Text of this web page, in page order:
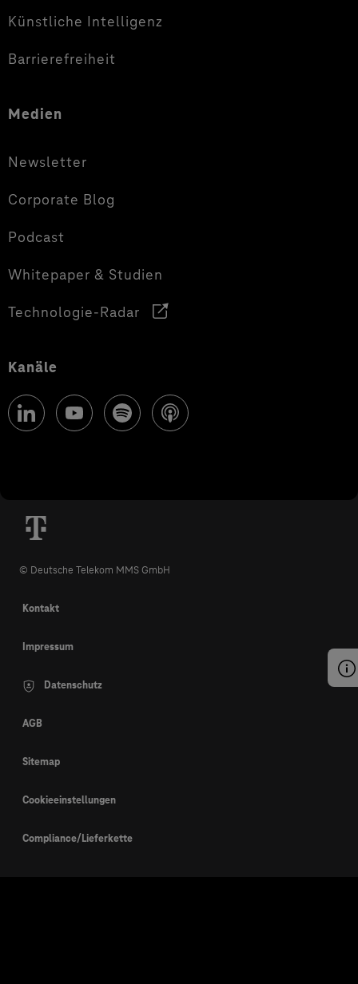
Künstliche Intelligenz
Barrierefreiheit
Medien
Newsletter
Corporate Blog
Podcast
Whitepaper & Studien
Technologie-Radar
Kanäle
© Deutsche Telekom MMS GmbH
Kontakt
Impressum
Datenschutz
AGB
Sitemap
Cookieeinstellungen
Compliance/Lieferkette